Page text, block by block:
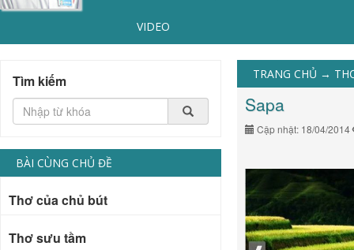
VIDEO
TRANG CHỦ →
Sapa
Cập nhật: 18/04/2014
Tìm kiếm
BÀI CÙNG CHỦ ĐỀ
Thơ của chủ bút
Thơ sưu tầm